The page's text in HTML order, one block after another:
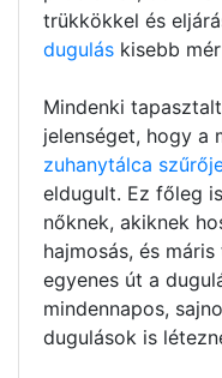
trükkökkel és
dugulás kisebb
Mindenki
jelenséget, hogy a
zuhanytálca
eldugult. Ez főleg
nőknek, akiknek
hajmosás, és
egyenes út a
mindennapos,
dugulások is